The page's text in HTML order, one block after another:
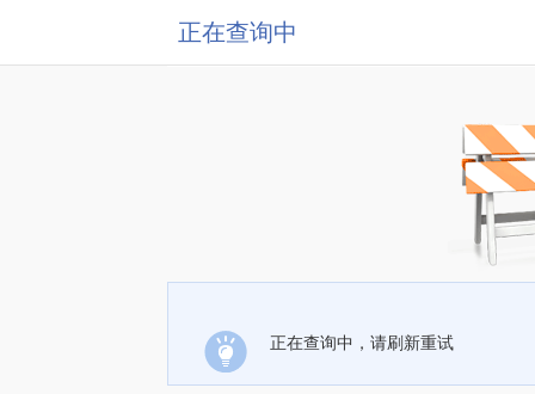
正在查询中
正在查询中，请刷新重试